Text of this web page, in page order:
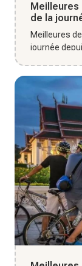
Meilleures
de la
Meilleures
journée